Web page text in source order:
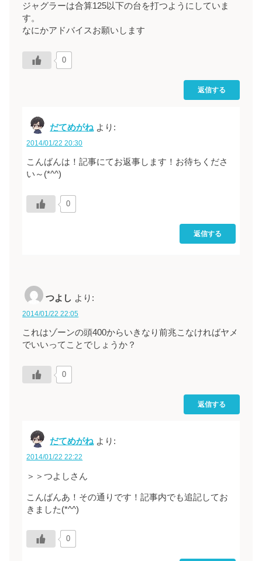
ジャグラーは合算125以下の台を打つようにしていま
す。
なにかアドバイスお願いします
0
返信する
だてめがね より:
2014/01/22 20:30
こんばんは！記事にてお返事します！お待ちくださ
い～(*^^)
0
返信する
つよし より:
2014/01/22 22:05
これはゾーンの頭400からいきなり前兆こなければヤメ
でいいってことでしょうか？
0
返信する
だてめがね より:
2014/01/22 22:22
＞＞つよしさん
こんばんあ！その通りです！記事内でも追記してお
きました(*^^)
0